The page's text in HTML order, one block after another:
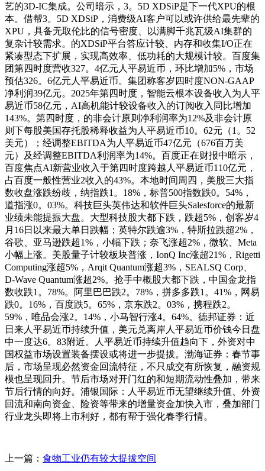
艺的3D-IC集成。公司暗示，3。5D XDSiP是下一代XPU的根
本。借帮3。5D XDSiP，消费级AI客户可以或许供给最先辈的
XPU，具备无取伦比的信号密度、以满脚千兆瓦级AI集群的
复杂计较需求。的XDSiP平台答应计较、内存和收集I/O正在
紧凑型态下扩展，实现高效率、低功耗的大规模计较。百度集
团第四时度营收327。4亿元人平易近币，环比增加5%，市场
预估326。6亿元人平易近币。集团称客岁四时度NON-GAAP
净利润39亿元。2025年第四时度，智能云根本设备收入为人平
易近币58亿元，AI高机能计较设备收入的订阅收入同比增加
143%。第四时度，的非会计原则净利润率为12%及非会计原
则下每股美国存托股稀释收益为人平易近币10。62元（1。52
美元）；经调整EBITDA为人平易近币47亿元（676百万美
元）及经调整EBITDA利润率为14%。百度正在财报中暗示，
百度焦点AI新营业收入于第四时度跨越人平易近币110亿元，
占百度一般性营业2收入的43%。本地时间周四，美股三大指
数收盘涨跌纷歧，纳指跌1。18%，标普500指数跌0。54%，
道指涨0。03%。科技巨头英伟达和软件巨头Salesforce的最新
业绩未能提振大盘。大型科技股大都下跌，跌超5%，创客岁4
月16日以来最大单日跌幅；英特尔跌逾3%，特斯拉跌超2%，
谷歌、亚马逊跌超1%，小幅下跌；奈飞涨超2%，微软、Meta
小幅上涨。美股量子计较板块普涨，IonQ Inc涨超21%，Rigetti
Computing涨超5%，Arqit Quantum涨超3%，SEALSQ Corp、
D-Wave Quantum涨超2%。抢手中概股大都下跌，中国金龙指
数收跌1。78%。阿里巴巴跌2。78%，拼多多跌1。41%，网易
跌0。16%，百度跌5。65%，京东跌2。03%，携程跌2。
59%，唯品会涨2。14%，小马智行涨4。64%。德邦证券：近
日来人平易近币持续升值，美元兑离岸人平易近币价钱今日盘
中一度达6。83附近。人平易近币持续升值趋向下，外资对中
国权益市场设置装备摆设或将进一步提拔。渤海证券：春节事
后，市场呈现必然资金回流特征，不只成交有所恢复，融资规
模也呈现回升。节后市场对开门红的和短期流动性叠加，带来
节后行情的向好。浦银国际：人平易近币无望继续升值、外资
回流和南向资金、险资等带来的增量资金加快入市，叠加部门
行业龙头即将上市利好，都有帮于强化春季行情。
上一篇： 食物工业仍有较大提拔空间